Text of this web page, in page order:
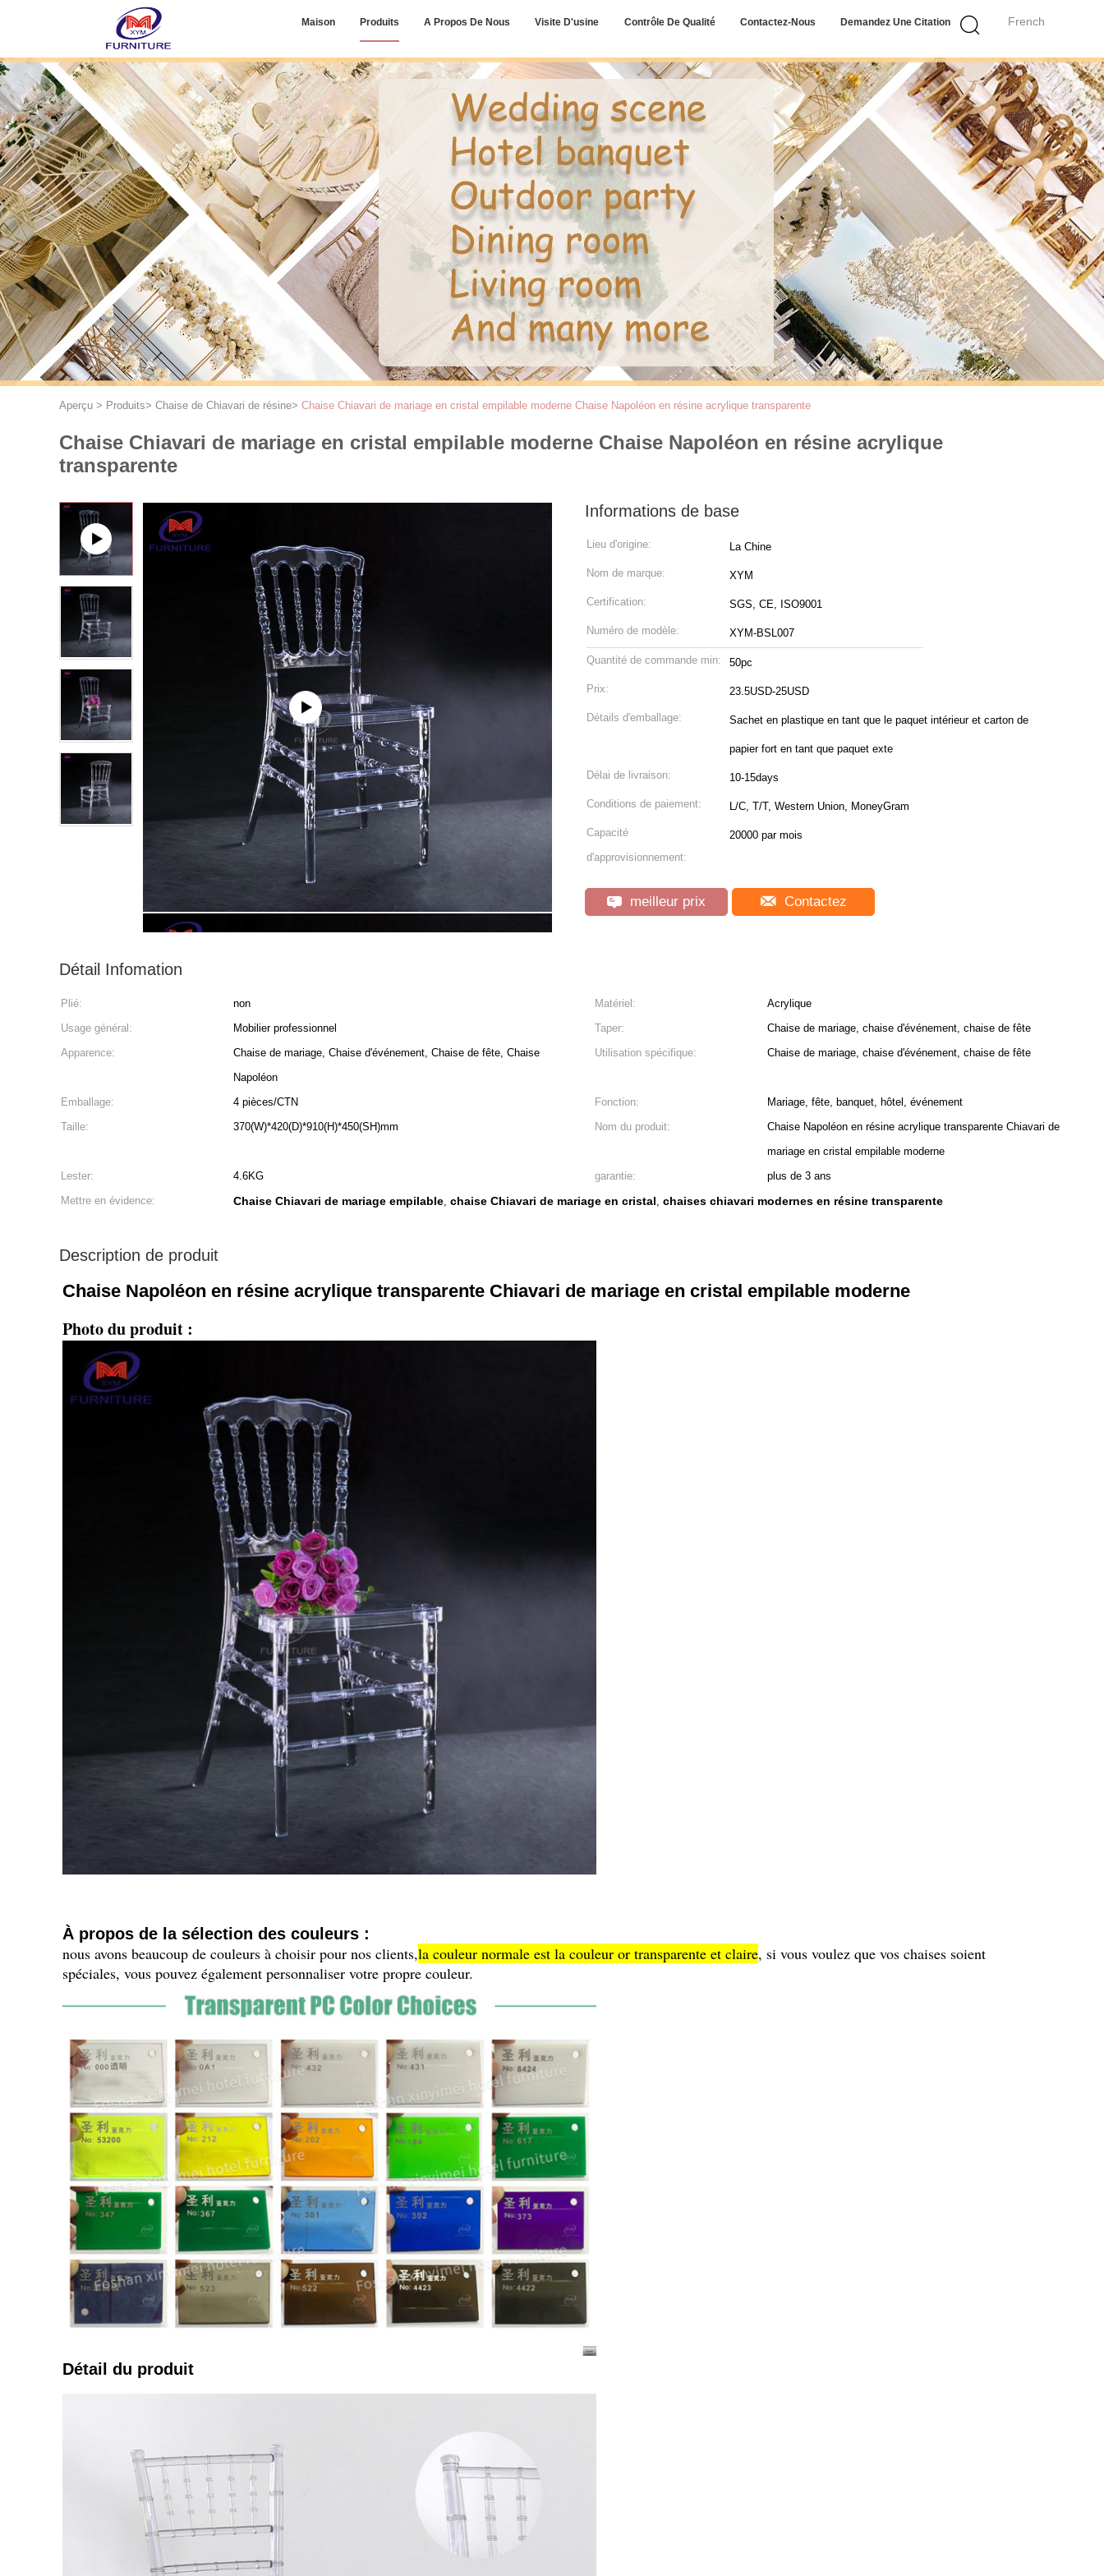
French
Maison Produits A Propos De Nous Visite D'usine Contrôle De Qualité Contactez-Nous Demandez Une Citation
Aperçu > Produits> Chaise de Chiavari de résine> Chaise Chiavari de mariage en cristal empilable moderne Chaise Napoléon en résine acrylique transparente
Chaise Chiavari de mariage en cristal empilable moderne Chaise Napoléon en résine acrylique
transparente
Informations de base
Lieu d'origine: La Chine
Nom de marque: XYM
Certification: SGS, CE, ISO9001
Numéro de modèle: XYM-BSL007
Quantité de commande min: 50pc
Prix: 23.5USD-25USD
Détails d'emballage: Sachet en plastique en tant que le paquet intérieur et carton de
papier fort en tant que paquet exte
Délai de livraison: 10-15days
Conditions de paiement: L/C, T/T, Western Union, MoneyGram
Capacité
d'approvisionnement:
20000 par mois
meilleur prix Contactez
Détail Infomation
Plié: non Matériel:
Acrylique
Usage général:
Mobilier professionnel Taper:
Chaise de mariage, chaise d'événement, chaise de fête
Apparence:
Chaise de mariage, Chaise d'événement, Chaise de fête, Chaise
Napoléon
Utilisation spécifique: Chaise de mariage, chaise d'événement, chaise de fête
Emballage: 4 pièces/CTN Fonction:
Mariage, fête, banquet, hôtel, événement
Taille:
370(W)*420(D)*910(H)*450(SH)mm Nom du produit:
Chaise Napoléon en résine acrylique transparente Chiavari de
mariage en cristal empilable moderne
Lester:
4.6KG garantie:
plus de 3 ans
Mettre en évidence:
Chaise Chiavari de mariage empilable, chaise Chiavari de mariage en cristal, chaises chiavari modernes en résine transparente
Description de produit
Chaise Napoléon en résine acrylique transparente Chiavari de mariage en cristal empilable moderne
Photo du produit :
À propos de la sélection des couleurs :
nous avons beaucoup de couleurs à choisir pour nos clients,la couleur normale est la couleur or transparente et claire, si vous voulez que vos chaises soient
spéciales, vous pouvez également personnaliser votre propre couleur.
Détail du produit